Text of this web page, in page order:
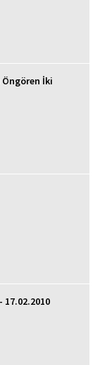
Öngören İki
17.02.2010